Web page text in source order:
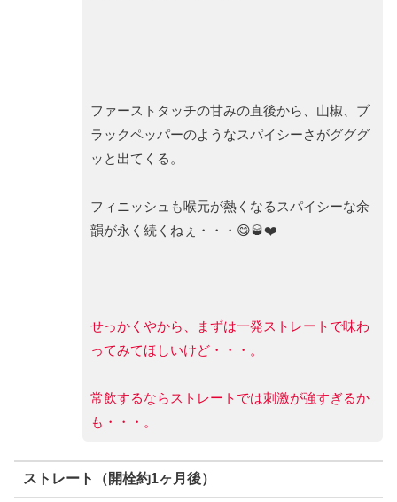
ファーストタッチの甘みの直後から、山椒、ブ
ラックペッパーのようなスパイシーさがグググ
ッと出てくる。
フィニッシュも喉元が熱くなるスパイシーな余
韻が永く続くねぇ・・・😋🥃❤️
せっかくやから、まずは一発ストレートで味わ
ってみてほしいけど・・・。
常飲するならストレートでは刺激が強すぎるか
も・・・。
ストレート（開栓約1ヶ月後）